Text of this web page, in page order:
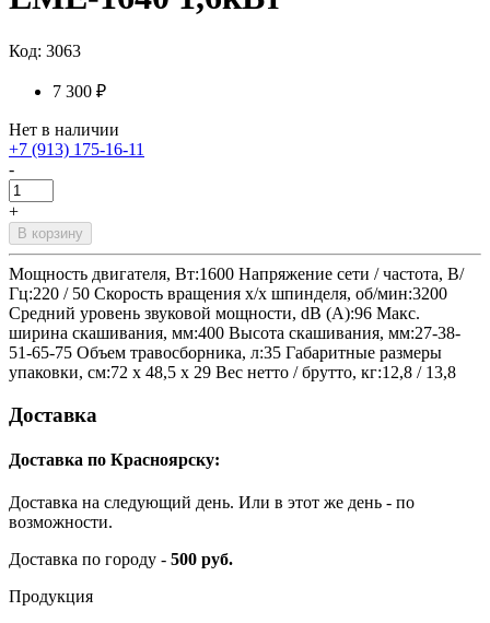
Код: 3063
7 300 ₽
Нет в наличии
+7 (913) 175-16-11
-
+
В корзину
Мощность двигателя, Вт:1600 Напряжение сети / частота, В/
Гц:220 / 50 Скорость вращения х/х шпинделя, об/мин:3200
Средний уровень звуковой мощности, dB (A):96 Макс.
ширина скашивания, мм:400 Высота скашивания, мм:27-38-
51-65-75 Объем травосборника, л:35 Габаритные размеры
упаковки, см:72 х 48,5 х 29 Вес нетто / брутто, кг:12,8 / 13,8
Доставка
Доставка по Красноярску:
Доставка на следующий день. Или в этот же день - по
возможности.
Доставка по городу - 500 руб.
Продукция